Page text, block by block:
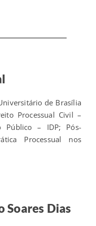
de Brasília
Processual Civil –
Público – IDP; Pós-
Processual nos
Soares Dias